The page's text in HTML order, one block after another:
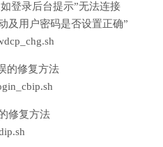
登录后台提示”无法连接
及用户密码是否设置正确”
的修复方法
修复方法